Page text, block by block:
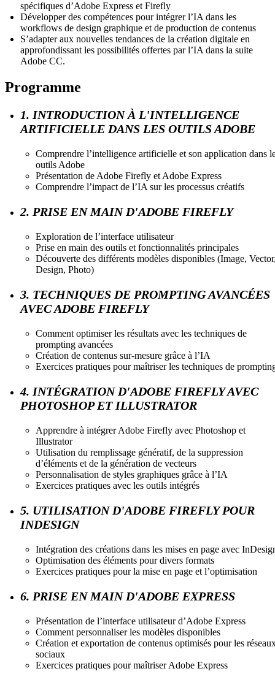
spécifiques d’Adobe Express et Firefly
Développer des compétences pour intégrer l’IA dans les
workflows de design graphique et de production de contenus
S’adapter aux nouvelles tendances de la création digitale en
approfondissant les possibilités offertes par l’IA dans la suite
Adobe CC.
Programme
1. INTRODUCTION À L'INTELLIGENCE
ARTIFICIELLE DANS LES OUTILS ADOBE
Comprendre l’intelligence artificielle et son application dans
outils Adobe
Présentation de Adobe Firefly et Adobe Express
Comprendre l’impact de l’IA sur les processus créatifs
2. PRISE EN MAIN D'ADOBE FIREFLY
Exploration de l’interface utilisateur
Prise en main des outils et fonctionnalités principales
Découverte des différents modèles disponibles (Image,
Design, Photo)
3. TECHNIQUES DE PROMPTING AVANCÉES
AVEC ADOBE FIREFLY
Comment optimiser les résultats avec les techniques de
prompting avancées
Création de contenus sur-mesure grâce à l’IA
Exercices pratiques pour maîtriser les techniques de
4. INTÉGRATION D'ADOBE FIREFLY AVEC
PHOTOSHOP ET ILLUSTRATOR
Apprendre à intégrer Adobe Firefly avec Photoshop et
Illustrator
Utilisation du remplissage génératif, de la suppression
d’éléments et de la génération de vecteurs
Personnalisation de styles graphiques grâce à l’IA
Exercices pratiques avec les outils intégrés
5. UTILISATION D'ADOBE FIREFLY POUR
INDESIGN
Intégration des créations dans les mises en page avec
Optimisation des éléments pour divers formats
Exercices pratiques pour la mise en page et l’optimisation
6. PRISE EN MAIN D'ADOBE EXPRESS
Présentation de l’interface utilisateur d’Adobe Express
Comment personnaliser les modèles disponibles
Création et exportation de contenus optimisés pour les
sociaux
Exercices pratiques pour maîtriser Adobe Express